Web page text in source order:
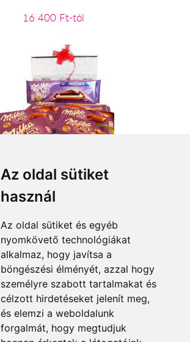
Az oldal sütiket
használ
Az oldal sütiket és egyéb
nyomkövető technológiákat
alkalmaz, hogy javítsa a
böngészési élményét, azzal hogy
személyre szabott tartalmakat és
célzott hirdetéseket jelenít meg,
és elemzi a weboldalunk
forgalmát, hogy megtudjuk
16 400 Ft-tól
Milka hegy
14 000 Ft-tól
Elfogadott fizetési módok